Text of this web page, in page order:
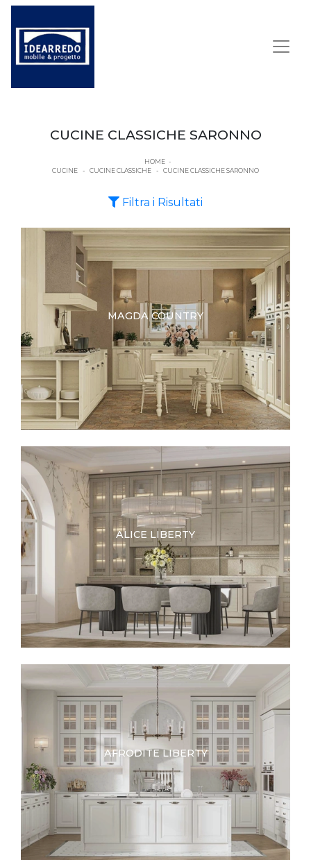
CUCINE CLASSICHE SARONNO
HOME -
CUCINE
- CUCINE CLASSICHE - CUCINE CLASSICHE SARONNO
Filtra i Risultati
MAGDA COUNTRY
ALICE LIBERTY
AFRODITE LIBERTY